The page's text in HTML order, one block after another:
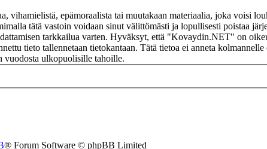
vihamielistä, epämoraalista tai muutakaan materiaalia, joka voisi
tätä vastoin voidaan sinut välittömästi ja lopullisesti poistaa
tarkkailua varten. Hyväksyt, että "Kovaydin.NET" on
tieto tallennetaan tietokantaan. Tätä tietoa ei anneta
vuodosta ulkopuolisille tahoille.
® Forum Software © phpBB Limited